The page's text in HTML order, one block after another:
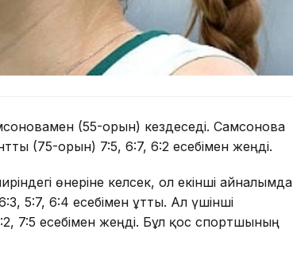
(55-орын) кездеседі. Самсонова
(75-орын) 7:5, 6:7, 6:2 есебімен жеңді.
өнеріне келсек, ол екінші айналымда
5:7, 6:4 есебімен ұтты. Ал үшінші
7:5 есебімен жеңді. Бұл қос спортшының